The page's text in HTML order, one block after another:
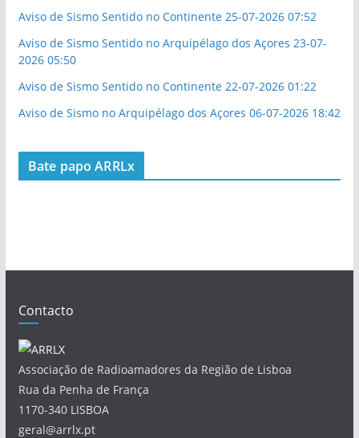
Aviso de Sismo Sentido no Continente 25-07-2026 07:52
Aviso de Sismo Sentido no Arquipélago dos Açores 23-07-
2026 05:50
Aviso de Sismo Sentido no Continente 22-07-2026 01:22
Aviso de Sismo no Arquipélago dos Açores 06-07-2026 18:42
Bate papo ARRLx
Contacto
Associação de Radioamadores da Região de Lisboa
Rua da Penha de França
1170-340 LISBOA
geral@arrlx.pt